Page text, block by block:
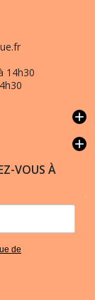
14h30
add
add
VOUS À
de